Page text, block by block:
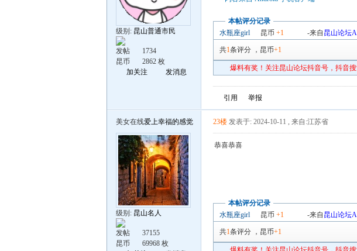
级别: 昆山普通市民
发帖
1734
昆币
2862 枚
加关注
发消息
本帖评分记录
水瓶座girl
昆币 +1 -来自 昆山论坛
共1条评分 ， 昆币+1
爆料有奖！关注昆山论坛抖音号，抖音
引用 举报
美女在线爱上幸福的感觉
级别: 昆山名人
发帖
37155
昆币
69968 枚
23楼 发表于: 2024-10-11 , 来自:江苏省
恭喜恭喜
本帖评分记录
水瓶座girl
昆币 +1 -来自 昆山论坛
共1条评分 ， 昆币+1